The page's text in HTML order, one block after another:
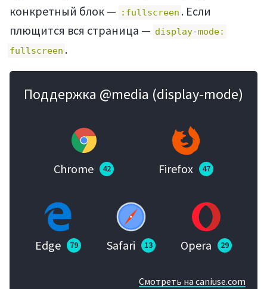
конкретный блок —
:fullscreen . Если
плющится вся страница — display-mode:
fullscreen .
Поддержка @media (display-mode)
Chrome 42 Firefox 47
Edge 79 Safari 13 Opera 29
Смотреть на caniuse.com